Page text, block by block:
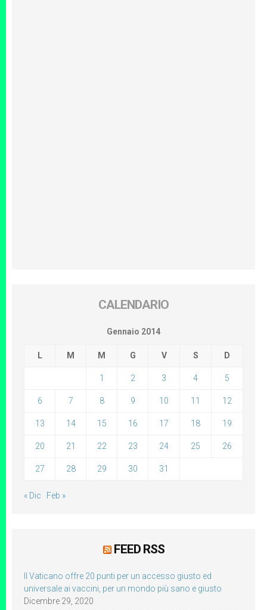
CALENDARIO
Gennaio 2014
L M M G V S D
1 2 3 4 5
6 7 8 9 10 11 12
13 14 15 16 17 18 19
20 21 22 23 24 25 26
27 28 29 30 31
« Dic Feb »
FEED RSS
Il Vaticano offre 20 punti per un accesso giusto ed
universale ai vaccini, per un mondo più sano e giusto
Dicembre 29, 2020